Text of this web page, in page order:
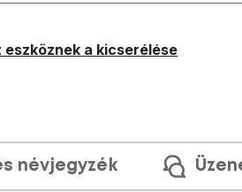
eszköznek a kicserélése
névjegyzék